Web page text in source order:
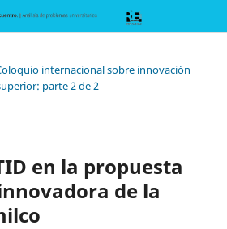
internacional sobre innovación
parte 2 de 2
en la propuesta
de la